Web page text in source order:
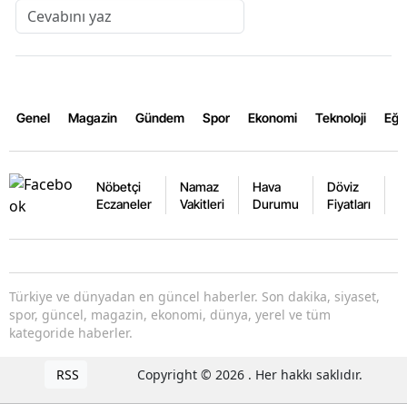
Genel Magazin Gündem Spor Ekonomi Teknoloji
Nöbetçi
Eczaneler
Namaz
Vakitleri
Hava
Durumu
Döviz
Fiyatları
Türkiye ve dünyadan en güncel haberler. Son dakika, siyaset,
spor, güncel, magazin, ekonomi, dünya, yerel ve tüm
kategoride haberler.
RSS Copyright © 2026 . Her hakkı saklıdır.